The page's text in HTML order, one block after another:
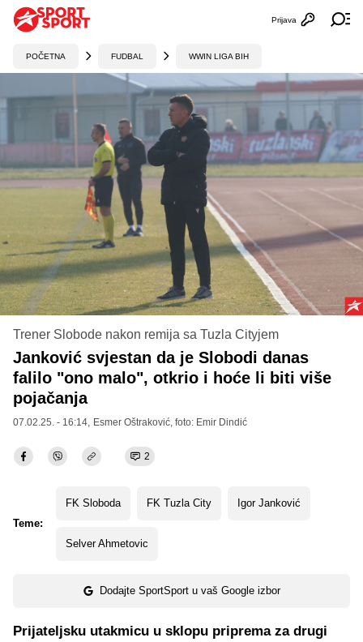
Otvori
Prijava
POČETNA FUDBAL WWIN LIGA BIH
Trener Slobode nakon remija sa Tuzla Cityjem
Janković svjestan da je Slobodi danas
falilo "ono malo", otkrio i hoće li biti više
pojačanja
07.02.25. - 16:14, Esmer Oštraković , foto: Emir Dindić
2
Teme:
FK Sloboda FK Tuzla City Igor Janković
Selver Ahmetovic
Dodajte SportSport u vaš Google izbor
Prijateljsku utakmicu u sklopu priprema za drugi